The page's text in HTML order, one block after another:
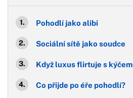
Pohodlí jako alibi
Sociální sítě jako soudce
Když luxus flirtuje s kýčem
Co přijde po éře pohodlí?